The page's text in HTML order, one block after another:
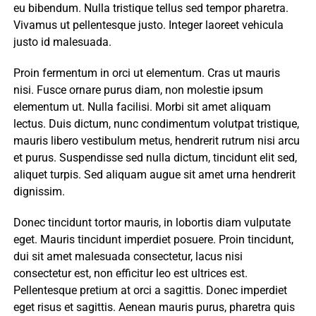
eu bibendum. Nulla tristique tellus sed tempor pharetra.
Vivamus ut pellentesque justo. Integer laoreet vehicula
justo id malesuada.
Proin fermentum in orci ut elementum. Cras ut mauris
nisi. Fusce ornare purus diam, non molestie ipsum
elementum ut. Nulla facilisi. Morbi sit amet aliquam
lectus. Duis dictum, nunc condimentum volutpat tristique,
mauris libero vestibulum metus, hendrerit rutrum nisi arcu
et purus. Suspendisse sed nulla dictum, tincidunt elit sed,
aliquet turpis. Sed aliquam augue sit amet urna hendrerit
dignissim.
Donec tincidunt tortor mauris, in lobortis diam vulputate
eget. Mauris tincidunt imperdiet posuere. Proin tincidunt,
dui sit amet malesuada consectetur, lacus nisi
consectetur est, non efficitur leo est ultrices est.
Pellentesque pretium at orci a sagittis. Donec imperdiet
eget risus et sagittis. Aenean mauris purus, pharetra quis